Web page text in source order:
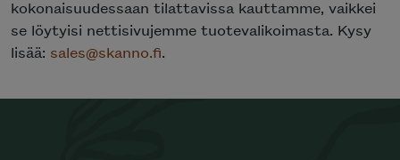
kokonaisuudessaan tilattavissa kauttamme, vaikkei
se löytyisi nettisivujemme tuotevalikoimasta. Kysy
lisää: sales@skanno.fi.